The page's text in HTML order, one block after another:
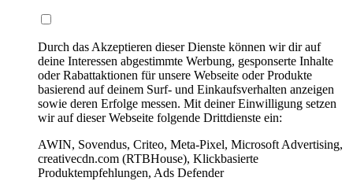
Durch das Akzeptieren dieser Dienste können wir dir auf
deine Interessen abgestimmte Werbung, gesponserte Inhalte
oder Rabattaktionen für unsere Webseite oder Produkte
basierend auf deinem Surf- und Einkaufsverhalten anzeigen
sowie deren Erfolge messen. Mit deiner Einwilligung setzen
wir auf dieser Webseite folgende Drittdienste ein:
AWIN, Sovendus, Criteo, Meta-Pixel, Microsoft Advertising,
creativecdn.com (RTBHouse), Klickbasierte
Produktempfehlungen, Ads Defender